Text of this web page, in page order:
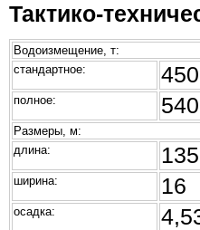
Тактико-
Водоизмещение, т:
стандартное:
полное:
Размеры, м:
длина:
135
ширина: 16
осадка: